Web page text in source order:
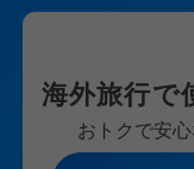
海外旅行で
おトクで安